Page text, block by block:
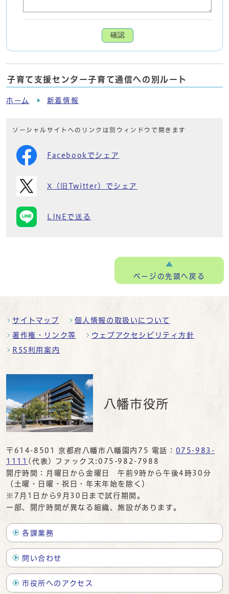
確認
子育て支援センター子育て通信への別ルート
ホーム 新着情報
ソーシャルサイトへのリンクは別ウィンドウで開きます
Facebookでシェア
X（旧Twitter）でシェア
LINEで送る
ページの先頭へ戻る
サイトマップ 個人情報の取扱いについて
著作権・リンク等 ウェブアクセシビリティ方針
RSS利用案内
八幡市役所
〒614-8501 京都府八幡市八幡園内75 電話： 075-983-
1111 (代表) ファックス:075-982-7988
開庁時間：月曜日から金曜日 午前9時から午後4時30分
（土曜・日曜・祝日・年末年始を除く）
※7月1日から9月30日まで試行期間。
一部、開庁時間が異なる組織、施設があります。
各課業務
問い合わせ
市役所へのアクセス